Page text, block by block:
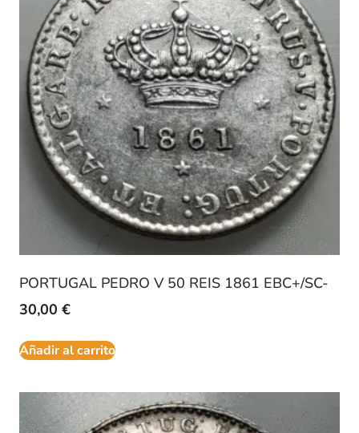
PORTUGAL PEDRO V 50 REIS 1861 EBC+/SC-
30,00 €
Añadir al carrito